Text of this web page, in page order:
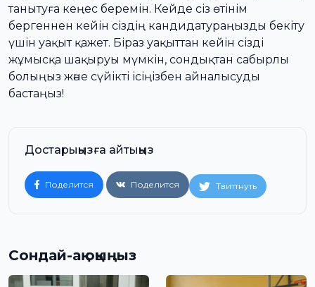
танытуға кеңес беремін. Кейде сіз өтінім
бергеннен кейін сіздің кандидатураңызды бекіту
үшін уақыт қажет. Біраз уақыттан кейін сізді
жұмысқа шақыруы мүмкін, сондықтан сабырлы
болыңыз және сүйікті ісіңізбен айналысуды
бастаңыз!
Достарыңызға айтыңыз
Поделится Поделится Твиттнуть
Сондай-ақ оқыңыз